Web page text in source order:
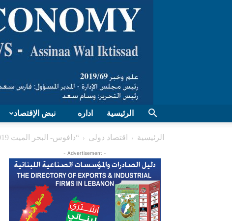
نبض الإقتصاد اداره الرئيسية
الرئيسية اقتصاد دولی
“دافوس- البحر الميت 2019”: فتح باب التسجيل أمام 100 شركة عربية ناشئة
- Advertisement -